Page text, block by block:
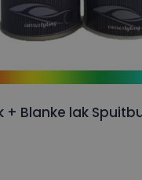
+ Blanke lak